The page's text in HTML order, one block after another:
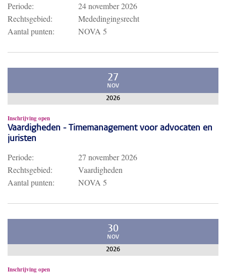
Periode:
24 november 2026
Rechtsgebied:
Mededingingsrecht
Aantal punten:
NOVA 5
27
NOV
2026
Inschrijving open
Vaardigheden - Timemanagement voor advocaten en
juristen
Periode:
27 november 2026
Rechtsgebied:
Vaardigheden
Aantal punten:
NOVA 5
30
NOV
2026
Inschrijving open